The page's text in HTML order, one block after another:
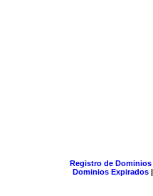
Registro de Dominios
Dominios Expirados |